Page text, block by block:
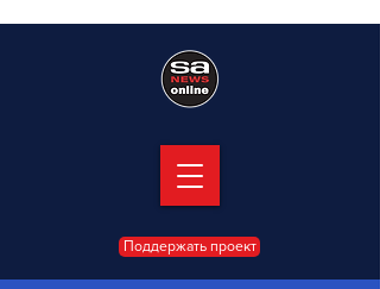
Поддержать проект